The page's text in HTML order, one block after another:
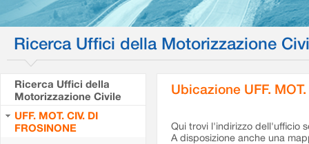
Ricerca Uffici della Motorizzazione
Ricerca Uffici della
Motorizzazione Civile
UFF. MOT. CIV. DI
FROSINONE
Ubicazione UFF.
Qui trovi l'indirizzo dell'ufficio
A disposizione anche una